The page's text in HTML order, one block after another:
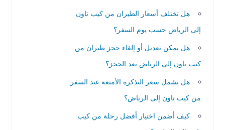
هل تختلف أسعار الطيران من كيب تاون
إلى الرياض حسب يوم السفر؟
هل يمكن تعديل أو إلغاء حجز طيران من
كيب تاون إلى الرياض بعد الحجز؟
هل يشمل سعر التذكرة الأمتعة عند السفر
من كيب تاون إلى الرياض؟
كيف أضمن اختيار أفضل رحلة من كيب